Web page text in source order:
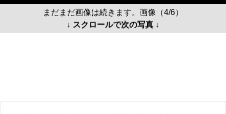
まだまだ画像は続きます。画像（4/6）
↓ スクロールで次の写真 ↓